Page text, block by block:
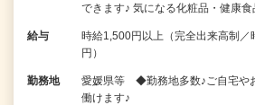
できます♪ 気になる化粧品・健康
給与
時給1,500円以上（完全出来高制
円）
勤務地
愛媛県等 ◆勤務地多数♪ご自宅や
働けます♪